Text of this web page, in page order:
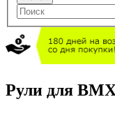
Рули для